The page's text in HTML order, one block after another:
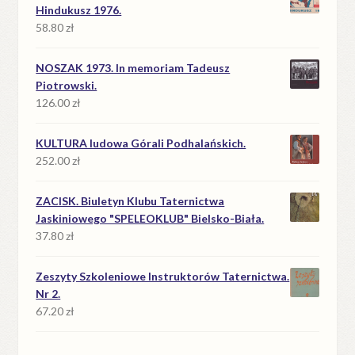
39.90 zł.18.90 zł.
Hindukusz 1976.
58.80zł
NOSZAK 1973. In memoriam Tadeusz
Piotrowski.
126.00zł
KULTURA ludowa Górali Podhalańskich.
252.00zł
ZACISK. Biuletyn Klubu Taternictwa
Jaskiniowego "SPELEOKLUB" Bielsko-Biała.
37.80zł
Zeszyty Szkoleniowe Instruktorów Taternictwa.
Nr 2.
67.20zł